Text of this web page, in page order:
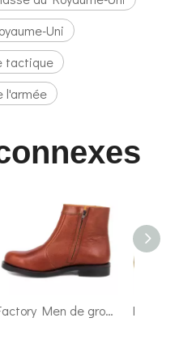
Uni
tactique
l'armée